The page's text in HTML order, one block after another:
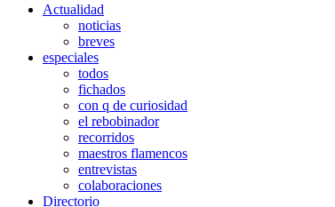
Actualidad
noticias
breves
especiales
todos
fichados
con q de curiosidad
el rebobinador
recorridos
maestros flamencos
entrevistas
colaboraciones
Directorio